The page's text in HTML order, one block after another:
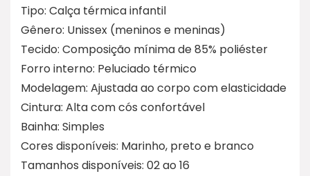
Tipo: Calça térmica infantil
Gênero: Unissex (meninos e meninas)
Tecido: Composição mínima de 85% poliéster
Forro interno: Peluciado térmico
Modelagem: Ajustada ao corpo com elasticidade
Cintura: Alta com cós confortável
Bainha: Simples
Cores disponíveis: Marinho, preto e branco
Tamanhos disponíveis: 02 ao 16